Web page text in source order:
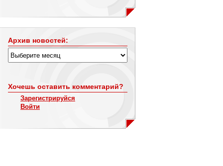
Архив новостей:
Хочешь оставить комментарий?
Зарегистрируйся
Войти